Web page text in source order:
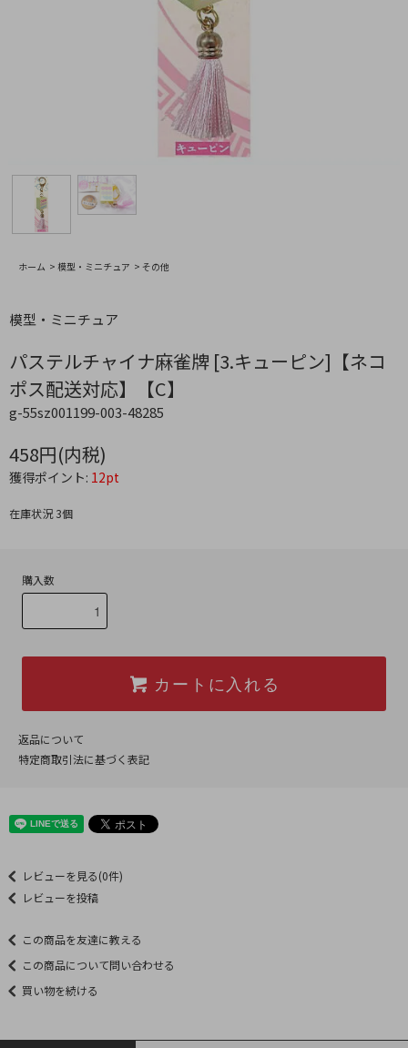
ホーム > 模型・ミニチュア > その他
模型・ミニチュア
パステルチャイナ麻雀牌 [3.キューピン]【ネコ
ポス配送対応】【C】
g-55sz001199-003-48285
458円(内税)
獲得ポイント: 12pt
在庫状況 3個
購入数
カートに入れる
返品について
特定商取引法に基づく表記
レビューを見る(0件)
レビューを投稿
この商品を友達に教える
この商品について問い合わせる
買い物を続ける